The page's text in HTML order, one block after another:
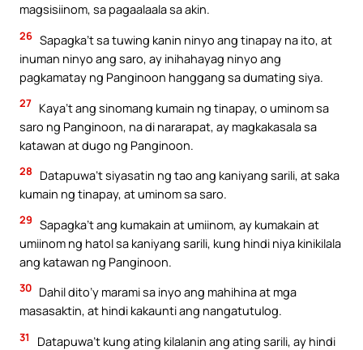
magsisiinom, sa pagaalaala sa akin.
26 Sapagka’t sa tuwing kanin ninyo ang tinapay na ito, at
inuman ninyo ang saro, ay inihahayag ninyo ang
pagkamatay ng Panginoon hanggang sa dumating siya.
27 Kaya’t ang sinomang kumain ng tinapay, o uminom sa
saro ng Panginoon, na di nararapat, ay magkakasala sa
katawan at dugo ng Panginoon.
28
Datapuwa’t siyasatin ng tao ang kaniyang sarili, at saka
kumain ng tinapay, at uminom sa saro.
29 Sapagka’t ang kumakain at umiinom, ay kumakain at
umiinom ng hatol sa kaniyang sarili, kung hindi niya kinikilala
ang katawan ng Panginoon.
30 Dahil dito’y marami sa inyo ang mahihina at mga
masasaktin, at hindi kakaunti ang nangatutulog.
31
Datapuwa’t kung ating kilalanin ang ating sarili, ay hindi